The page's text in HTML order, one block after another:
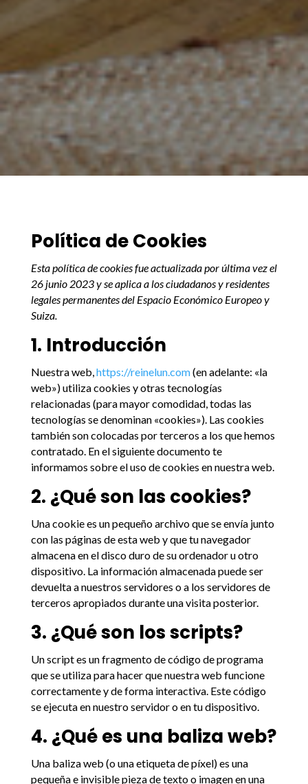
Política de Cookies
Esta política de cookies fue actualizada por última vez el
26 junio 2023 y se aplica a los ciudadanos y residentes
legales permanentes del Espacio Económico Europeo y
Suiza.
1. Introducción
Nuestra web, https://reinelun.com(en adelante: «la
web») utiliza cookies y otras tecnologías
relacionadas (para mayor comodidad, todas las
tecnologías se denominan «cookies»). Las cookies
también son colocadas por terceros a los que hemos
contratado. En el siguiente documento te
informamos sobre el uso de cookies en nuestra web.
2. ¿Qué son las cookies?
Una cookie es un pequeño archivo que se envía junto
con las páginas de esta web y que tu navegador
almacena en el disco duro de su ordenador u otro
dispositivo. La información almacenada puede ser
devuelta a nuestros servidores o a los servidores de
terceros apropiados durante una visita posterior.
3. ¿Qué son los scripts?
Un script es un fragmento de código de programa
que se utiliza para hacer que nuestra web funcione
correctamente y de forma interactiva. Este código
se ejecuta en nuestro servidor o en tu dispositivo.
4. ¿Qué es una baliza web?
Una baliza web (o una etiqueta de píxel) es una
pequeña e invisible pieza de texto o imagen en una